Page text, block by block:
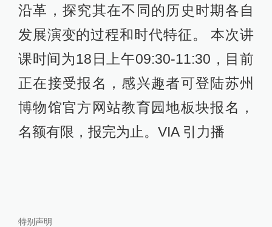
沿革，探究其在不同的历史时期各自
发展演变的过程和时代特征。 本次讲
课时间为18日上午09:30-11:30，目前
正在接受报名，感兴趣者可登陆苏州
博物馆官方网站教育园地板块报名，
名额有限，报完为止。VIA 引力播
特别声明